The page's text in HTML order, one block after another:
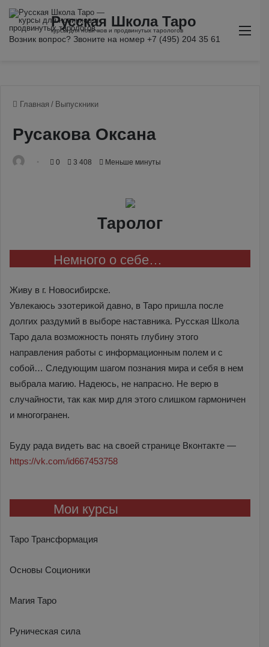
Главная / Выпускники
Русакова Оксана
0 3 408 Меньше минуты
Таролог
Немного о себе…
Живу в г. Новосибирске.
Увлекаюсь эзотерикой давно, в Таро пришла после
долгих раздумий в выборе наставника. Русская Школа
Таро дала возможность понять глубину этого
направления работы с информационным полем и с
собой… Следующим шагом познания мира и себя в нем
выбрала магию. Надеюсь, не напрасно. Не верю в
случайности, так как мир для этого слишком гармоничен
и многогранен.
Буду рада видеть вас на своей странице Вконтакте —
https://vk.com/id667453758
Мои курсы
Таро Трансформация
Основы Соционики
Магия Таро
Руническая сила